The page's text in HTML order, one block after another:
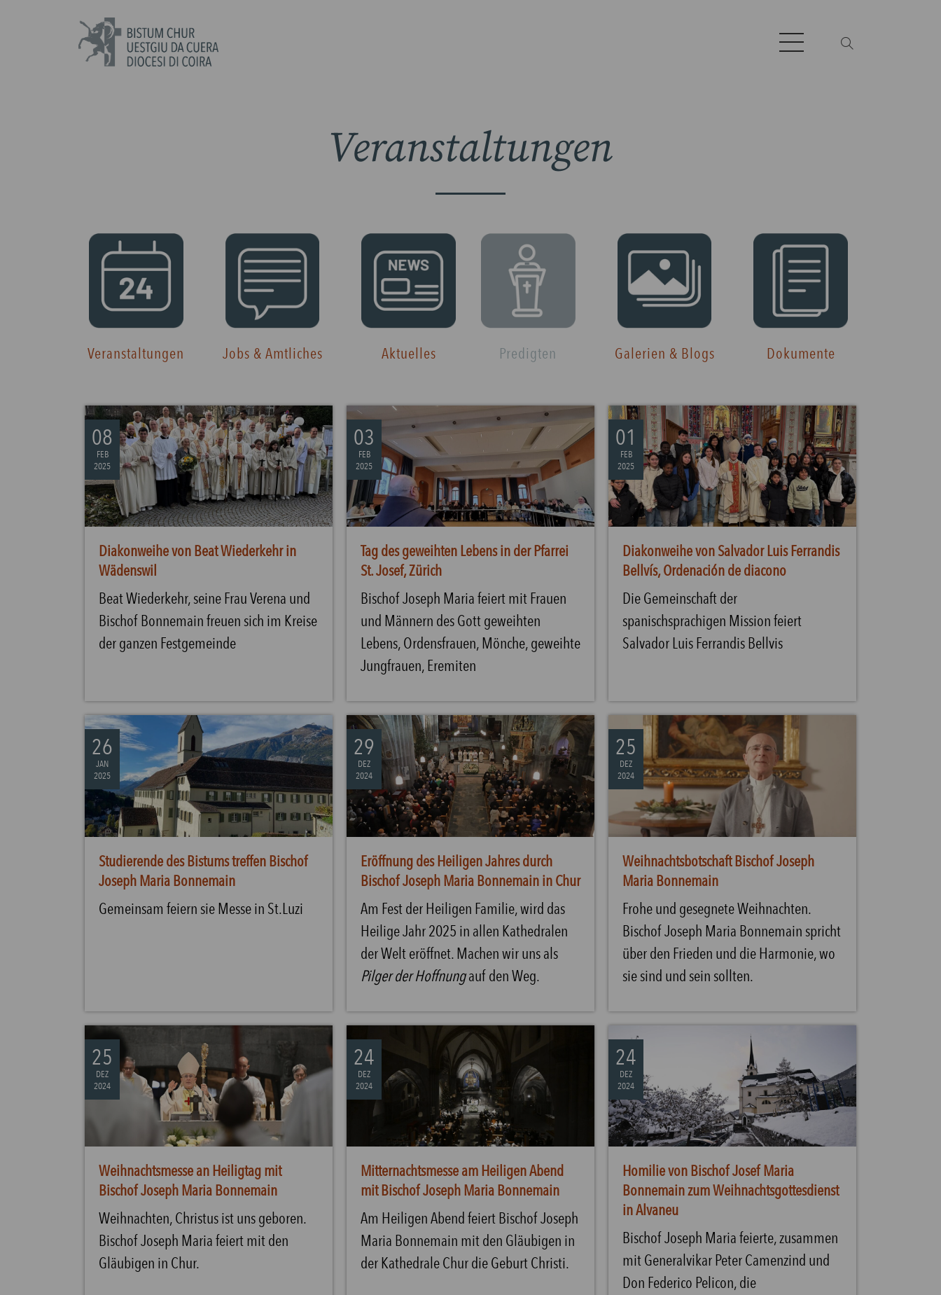
Veranstaltungen
Veranstaltungen Jobs & Amtliches Aktuelles Predigten Galerien & Blogs Dokumente
08
FEB
2025
Diakonweihe von Beat Wiederkehr in
Wädenswil
Beat Wiederkehr, seine Frau Verena und
Bischof Bonnemain freuen sich im Kreise
der ganzen Festgemeinde
03
FEB
2025
Tag des geweihten Lebens in der Pfarrei
St. Josef, Zürich
Bischof Joseph Maria feiert mit Frauen
und Männern des Gott geweihten
Lebens, Ordensfrauen, Mönche, geweihte
Jungfrauen, Eremiten
01
FEB
2025
Diakonweihe von Salvador Luis Ferrandis
Bellvís, Ordenación de diacono
Die Gemeinschaft der
spanischsprachigen Mission feiert
Salvador Luis Ferrandis Bellvis
26
JAN
2025
Studierende des Bistums treffen Bischof
Joseph Maria Bonnemain
Gemeinsam feiern sie Messe in St.Luzi
29
DEZ
2024
Eröffnung des Heiligen Jahres durch
Bischof Joseph Maria Bonnemain in Chur
Am Fest der Heiligen Familie, wird das
Heilige Jahr 2025 in allen Kathedralen
der Welt eröffnet. Machen wir uns als
Pilger der Hoffnungauf den Weg.
25
DEZ
2024
Weihnachtsbotschaft Bischof Joseph
Maria Bonnemain
Frohe und gesegnete Weihnachten.
Bischof Joseph Maria Bonnemain spricht
über den Frieden und die Harmonie, wo
sie sind und sein sollten.
25
DEZ
2024
Weihnachtsmesse an Heiligtag mit
Bischof Joseph Maria Bonnemain
Weihnachten, Christus ist uns geboren.
Bischof Joseph Maria feiert mit den
Gläubigen in Chur.
24
DEZ
2024
Mitternachtsmesse am Heiligen Abend
mit Bischof Joseph Maria Bonnemain
Am Heiligen Abend feiert Bischof Joseph
Maria Bonnemain mit den Gläubigen in
der Kathedrale Chur die Geburt Christi.
24
DEZ
2024
Homilie von Bischof Josef Maria
Bonnemain zum Weihnachtsgottesdienst
in Alvaneu
Bischof Joseph Maria feierte, zusammen
mit Generalvikar Peter Camenzind und
Don Federico Pelicon, die